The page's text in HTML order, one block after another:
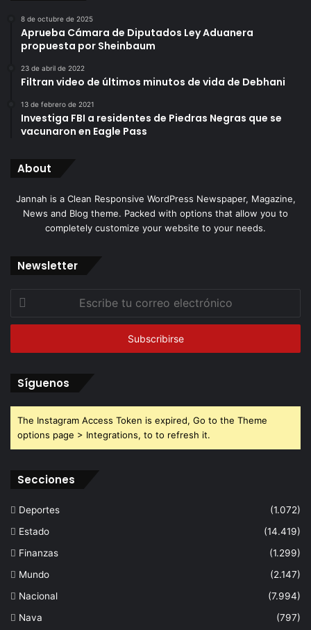
8 de octubre de 2025
Aprueba Cámara de Diputados Ley Aduanera
propuesta por Sheinbaum
23 de abril de 2022
Filtran video de últimos minutos de vida de Debhani
13 de febrero de 2021
Investiga FBI a residentes de Piedras Negras que se
vacunaron en Eagle Pass
About
Jannah is a Clean Responsive WordPress Newspaper, Magazine,
News and Blog theme. Packed with options that allow you to
completely customize your website to your needs.
Newsletter
Escribe
correo
Síguenos
The Instagram Access Token is expired, Go to the Theme
options page > Integrations, to to refresh it.
Secciones
Deportes
(1.072)
Estado
(14.419)
Finanzas
(1.299)
Mundo
(2.147)
Nacional
(7.994)
Nava
(797)